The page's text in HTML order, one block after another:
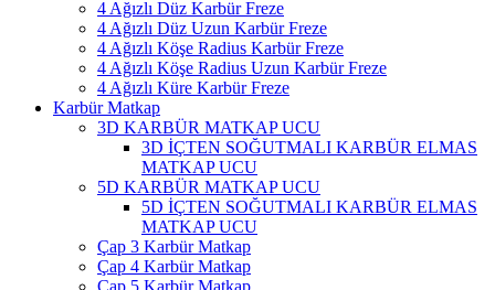
4 Ağızlı Düz Karbür Freze
4 Ağızlı Düz Uzun Karbür Freze
4 Ağızlı Köşe Radius Karbür Freze
4 Ağızlı Köşe Radius Uzun Karbür Freze
4 Ağızlı Küre Karbür Freze
Karbür Matkap
3D KARBÜR MATKAP UCU
3D İÇTEN SOĞUTMALI KARBÜR ELMAS
MATKAP UCU
5D KARBÜR MATKAP UCU
5D İÇTEN SOĞUTMALI KARBÜR ELMAS
MATKAP UCU
Çap 3 Karbür Matkap
Çap 4 Karbür Matkap
Çap 5 Karbür Matkap